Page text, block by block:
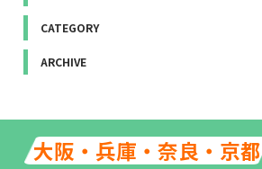
CATEGORY
ARCHIVE
大阪・兵庫・奈良・京都